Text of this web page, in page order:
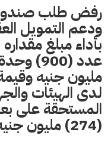
رفض طلب صندوق
ودعم التمويل
مليون جنيه
لدى الهيئات
المستحقة على
(274) مليون جنيه